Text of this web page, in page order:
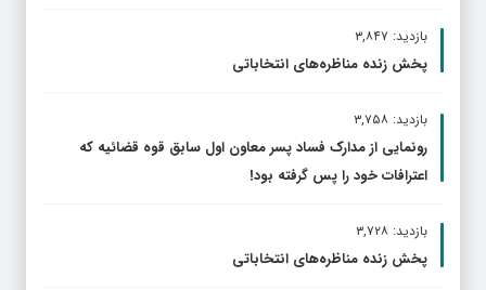
بازدید: ۳,۸۴۷
پخش زنده مناظره‌های انتخاباتی
بازدید: ۳,۷۵۸
رونمایی از مدارک فساد پسر معاون اول سابق قوه قضائیه که
اعترافات خود را پس گرفته بود!
بازدید: ۳,۷۲۸
پخش زنده مناظره‌های انتخاباتی